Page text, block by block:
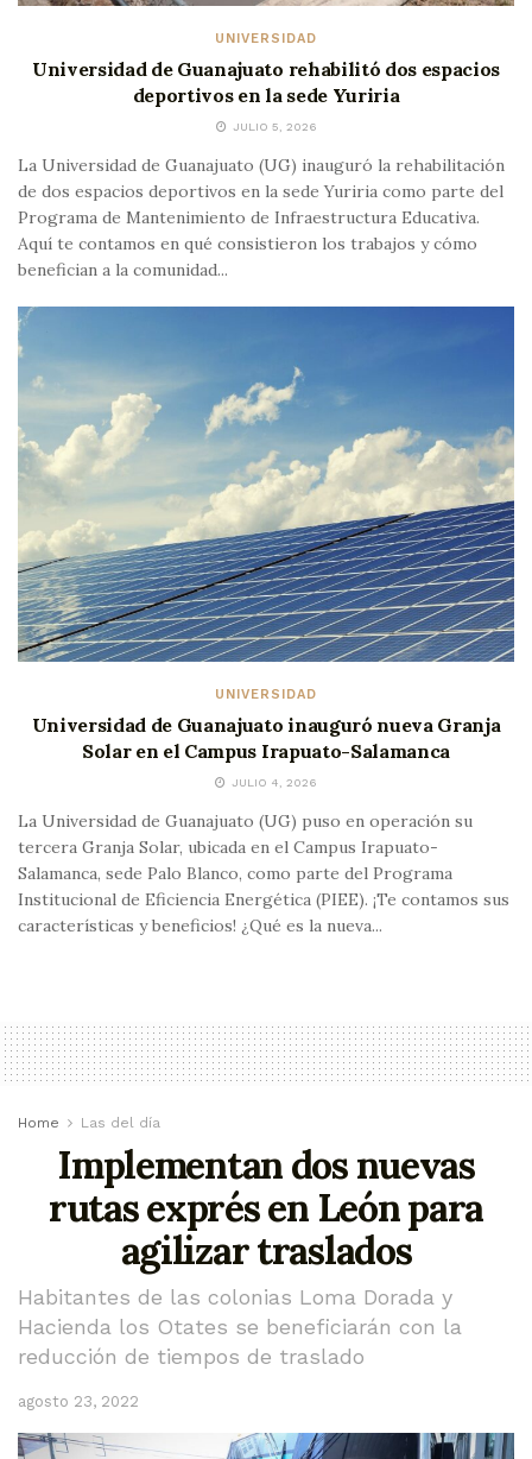
UNIVERSIDAD
Universidad de Guanajuato rehabilitó dos espacios
deportivos en la sede Yuriria
JULIO 5, 2026
La Universidad de Guanajuato (UG) inauguró la rehabilitación
de dos espacios deportivos en la sede Yuriria como parte del
Programa de Mantenimiento de Infraestructura Educativa.
Aquí te contamos en qué consistieron los trabajos y cómo
benefician a la comunidad...
UNIVERSIDAD
Universidad de Guanajuato inauguró nueva Granja
Solar en el Campus Irapuato-Salamanca
JULIO 4, 2026
La Universidad de Guanajuato (UG) puso en operación su
tercera Granja Solar, ubicada en el Campus Irapuato-
Salamanca, sede Palo Blanco, como parte del Programa
Institucional de Eficiencia Energética (PIEE). ¡Te contamos sus
características y beneficios! ¿Qué es la nueva...
Home Las del día
Implementan dos nuevas
rutas exprés en León para
agilizar traslados
Habitantes de las colonias Loma Dorada y
Hacienda los Otates se beneficiarán con la
reducción de tiempos de traslado
agosto 23, 2022